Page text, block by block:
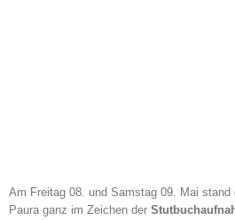
Am Freitag 08. und Samstag 09. Mai
Paura ganz im Zeichen der